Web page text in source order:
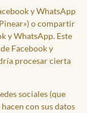
y WhatsApp
o compartir
y WhatsApp. Este
Facebook y
procesar cierta
sociales (que
con sus datos